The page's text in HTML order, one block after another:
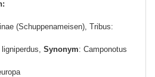
(Schuppenameisen), Tribus:
Synonym: Camponotus